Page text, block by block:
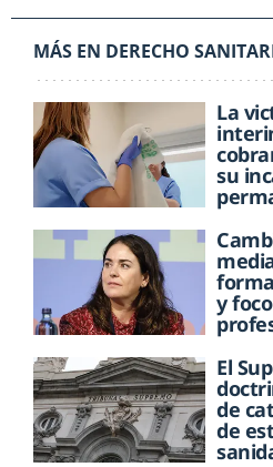
MÁS EN DERECHO
La
su
y
El
de
de